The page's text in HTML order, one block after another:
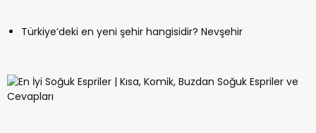
Türkiye’deki en yeni şehir hangisidir? Nevşehir